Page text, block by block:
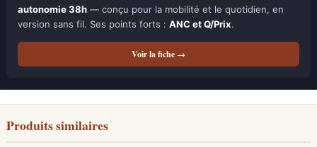
autonomie 38h — conçu pour la mobilité et le quotidien, en
version sans fil. Ses points forts : ANC et Q/Prix.
Voir la fiche →
Produits similaires